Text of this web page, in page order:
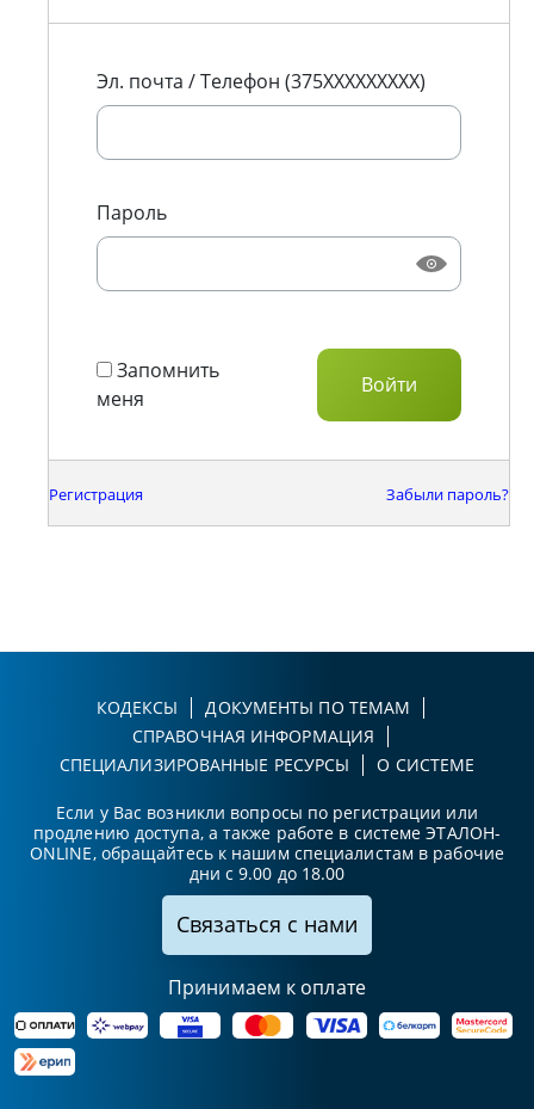
Эл. почта / Телефон (375XXXXXXXXX)
Пароль
Запомнить
меня
Регистрация Забыли пароль?
КОДЕКСЫ
ДОКУМЕНТЫ ПО ТЕМАМ
СПРАВОЧНАЯ ИНФОРМАЦИЯ
СПЕЦИАЛИЗИРОВАННЫЕ РЕСУРСЫ
О СИСТЕМЕ
Если у Вас возникли вопросы по регистрации или
продлению доступа, а также работе в системе ЭТАЛОН-
ONLINE, обращайтесь к нашим специалистам в рабочие
дни с 9.00 до 18.00
Связаться с нами
Принимаем к оплате